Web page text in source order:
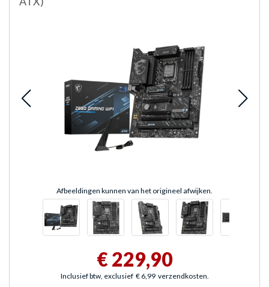
Afbeeldingen kunnen van het origineel afwijken.
€ 229,90
Inclusief btw, exclusief € 6,99 verzendkosten.